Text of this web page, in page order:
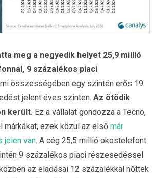
meg a negyedik helyet 25,9 millió
9 százalékos piaci
összességében egy szintén erős 19
jelent éves szinten. Az ötödik
került. Ez a vállalat gondozza a Tecno,
márkákat, ezek közül az első már
jelen van. A cég 25,5 millió okostelefont
9 százalékos piaci részesedéssel
az eladásai 12 százalékkal nőttek